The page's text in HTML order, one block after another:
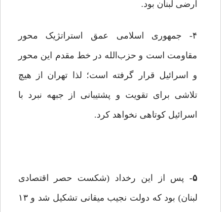
ارضی لبنان‌ بود.
۴- جمهوری اسلامی عمق استراتژیک محور
مقاومت است و حزب‌الله در خط مقدم این‌ محور
و اسرائیل قرار گرفته است؛ لذا تهران از هیچ
تلاشی برای تقویت و پشتیبانی از جبهه نبرد با
اسرائیل کوتاهی نخواهد کرد.
۵- پس از این رخداد (شکست حصر اقتصادی
لبنان) بود که دولت نجیب میقانی تشکیل شد و ۱۳